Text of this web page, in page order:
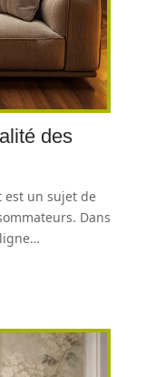
des
est un sujet de
Dans
…